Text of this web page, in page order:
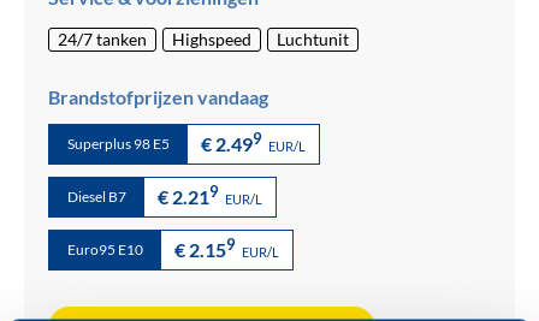
24/7 tanken Highspeed Luchtunit
Brandstofprijzen vandaag
Superplus 98 E5 € 2.499 EUR/L
Diesel B7 € 2.219 EUR/L
Euro95 E10 € 2.159 EUR/L